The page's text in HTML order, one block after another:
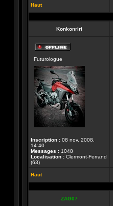
Haut
Konkonriri
Futurologue
Inscription : 08 nov. 2008,
14:40
Messages : 1048
Localisation : Clermont-Ferrand
(63)
Haut
ZAG07